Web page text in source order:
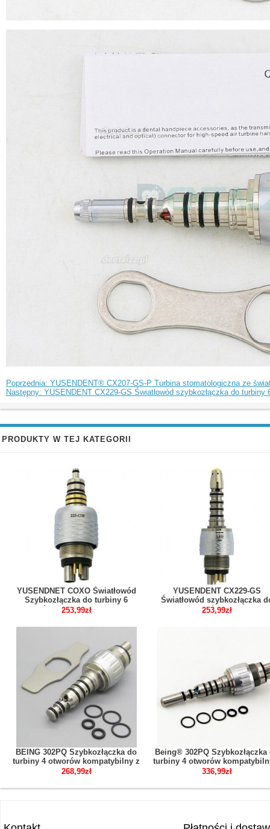
Poprzednia: YUSENDENT® CX207-GS-P Turbina stomatologiczna ze
Następny: YUSENDENT CX229-GS Światłowód szybkozłączka do
PRODUKTY W TEJ KATEGORII
YUSENDNET COXO Światłowód
Szybkozłączka do turbiny 6
otworów kompatybilny z W&H
253,99zł
YUSENDENT CX229-GS
Światłowód szybkozłączka
turbiny 6 otworów
253,99zł
BEING 302PQ Szybkozłączka do
turbiny 4 otworów kompatybilny z
KAVO Multiflex
268,99zł
Being® 302PQ Szybkozłączka
turbiny 4 otworów
KAVO
336,99zł